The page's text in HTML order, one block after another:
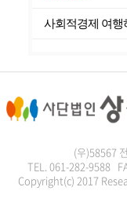
사회적경제 여행
(우)58567
TEL. 061-282-9588
Copyright(c) 2017